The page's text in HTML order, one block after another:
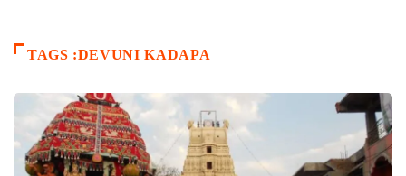
TAGS :DEVUNI KADAPA